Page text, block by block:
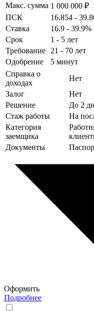
Макс. сумма 1 000 000 ₽
ПСК
16.854 -
Ставка
16.9 - 39.9%
Срок
1 - 5 лет
Требование
21 - 70 лет
Одобрение
5 минут
Справка о
доходах
Нет
Залог
Нет
Решение
До 2
Стаж работы
На
Категория
заемщика
Документы
Оформить
Подробнее